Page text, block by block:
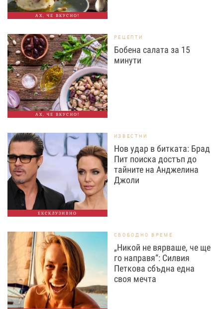
АХ, ЧЕ ВКУСНО!
АХ, ЧЕ ВКУСНО!
РЕЦЕПТИ
Бобена салата за 15
минути
ЕКСКЛУЗИВНО
ИЗВЕСТНИ
Нов удар в битката: Брад
Пит поиска достъп до
тайните на Анджелина
Джоли
СВОБОДНО ВРЕМЕ
„Никой не вярваше, че ще
го направя“: Силвия
Петкова сбъдна една
своя мечта